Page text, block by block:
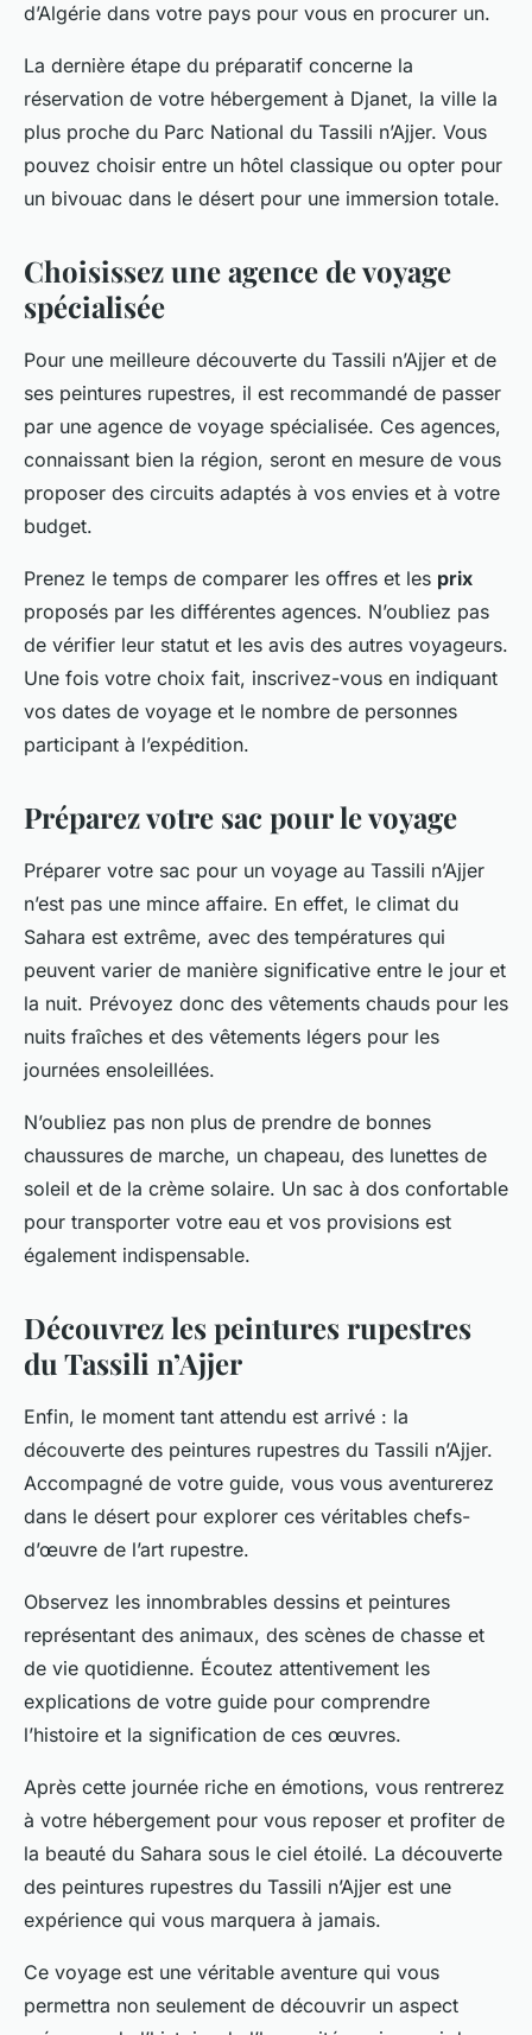
d’Algérie dans votre pays pour vous en procurer un.
La dernière étape du préparatif concerne la
réservation de votre hébergement à Djanet, la ville la
plus proche du Parc National du Tassili n’Ajjer. Vous
pouvez choisir entre un hôtel classique ou opter pour
un bivouac dans le désert pour une immersion totale.
Choisissez une agence de voyage
spécialisée
Pour une meilleure découverte du Tassili n’Ajjer et de
ses peintures rupestres, il est recommandé de passer
par une agence de voyage spécialisée. Ces agences,
connaissant bien la région, seront en mesure de vous
proposer des circuits adaptés à vos envies et à votre
budget.
Prenez le temps de comparer les offres et les prix
proposés par les différentes agences. N’oubliez pas
de vérifier leur statut et les avis des autres voyageurs.
Une fois votre choix fait, inscrivez-vous en indiquant
vos dates de voyage et le nombre de personnes
participant à l’expédition.
Préparez votre sac pour le voyage
Préparer votre sac pour un voyage au Tassili n’Ajjer
n’est pas une mince affaire. En effet, le climat du
Sahara est extrême, avec des températures qui
peuvent varier de manière significative entre le jour et
la nuit. Prévoyez donc des vêtements chauds pour les
nuits fraîches et des vêtements légers pour les
journées ensoleillées.
N’oubliez pas non plus de prendre de bonnes
chaussures de marche, un chapeau, des lunettes de
soleil et de la crème solaire. Un sac à dos confortable
pour transporter votre eau et vos provisions est
également indispensable.
Découvrez les peintures rupestres
du Tassili n’Ajjer
Enfin, le moment tant attendu est arrivé : la
découverte des peintures rupestres du Tassili n’Ajjer.
Accompagné de votre guide, vous vous aventurerez
dans le désert pour explorer ces véritables chefs-
d’œuvre de l’art rupestre.
Observez les innombrables dessins et peintures
représentant des animaux, des scènes de chasse et
de vie quotidienne. Écoutez attentivement les
explications de votre guide pour comprendre
l’histoire et la signification de ces œuvres.
Après cette journée riche en émotions, vous rentrerez
à votre hébergement pour vous reposer et profiter de
la beauté du Sahara sous le ciel étoilé. La découverte
des peintures rupestres du Tassili n’Ajjer est une
expérience qui vous marquera à jamais.
Ce voyage est une véritable aventure qui vous
permettra non seulement de découvrir un aspect